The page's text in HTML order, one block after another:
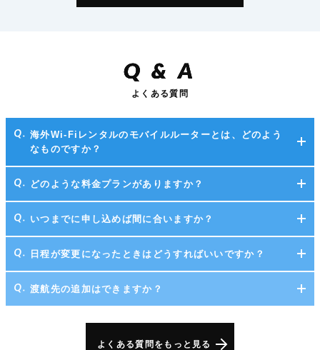
Q &A
よくある質問
海外Wi-Fiレンタルのモバイルルーターとは、どのよう
なものですか？
どのような料金プランがありますか？
いつまでに申し込めば間に合いますか？
日程が変更になったときはどうすればいいですか？
渡航先の追加はできますか？
よくある質問をもっと見る